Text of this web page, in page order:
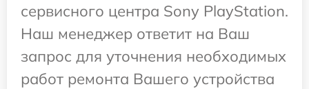
сервисного центра Sony PlayStation.
Наш менеджер ответит на Ваш
запрос для уточнения необходимых
работ ремонта Вашего устройства